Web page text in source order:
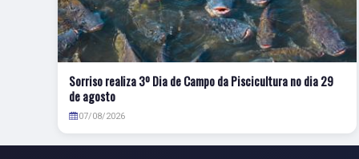
Sorriso realiza 3º Dia de Campo da Piscicultura no dia 29
de agosto
07/08/2026